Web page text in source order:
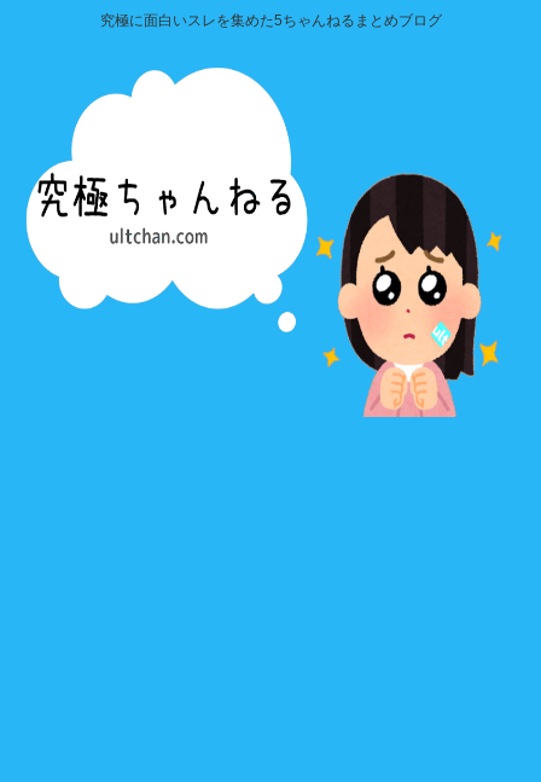
究極に面白いスレを集めた5ちゃんねるまとめブログ